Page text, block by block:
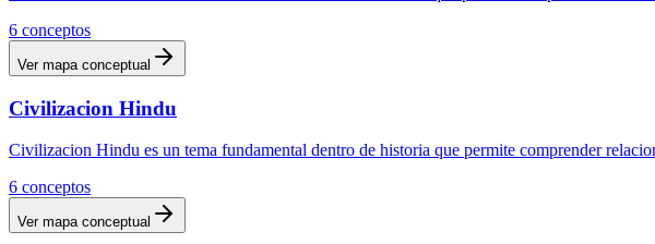
6 conceptos
Ver mapa conceptual
Civilizacion Hindu
Civilizacion Hindu es un tema fundamental dentro de historia que permite comprender
6 conceptos
Ver mapa conceptual